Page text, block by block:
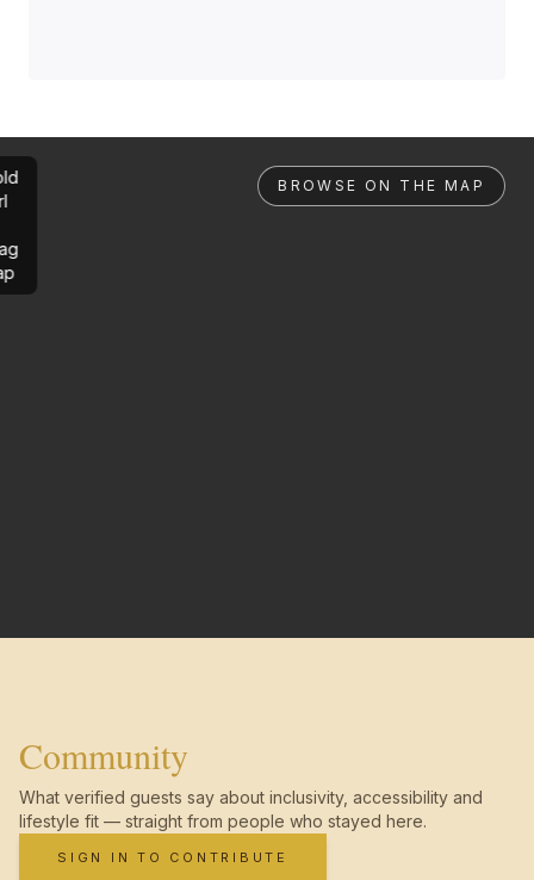
BROWSE ON THE MAP
Community
What verified guests say about inclusivity, accessibility and
lifestyle fit — straight from people who stayed here.
SIGN IN TO CONTRIBUTE